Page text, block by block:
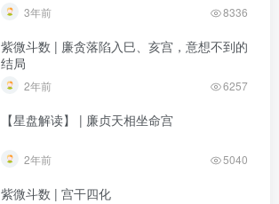
3年前 8336
紫微斗数 | 廉贪落陷入巳、亥宫，意想不到的
结局
2年前 6257
【星盘解读】 | 廉贞天相坐命宫
2年前 5040
紫微斗数 | 宫干四化